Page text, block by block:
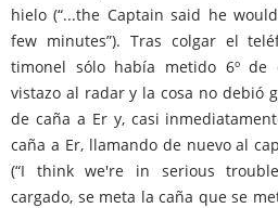
hielo (“...the Captain said he
few minutes”). Tras colgar el
timonel sólo había metido 6º de
vistazo al radar y la cosa no debió
de caña a Er y, casi
caña a Er, llamando de nuevo al
(“I think we're in serious
cargado, se meta la caña que se